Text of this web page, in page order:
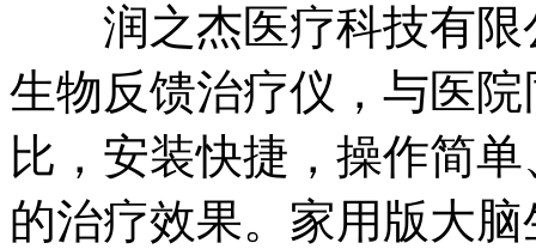
润之杰医疗科技有限
生物反馈治疗仪，与医
比，安装快捷，操作简
的治疗效果。家用版大